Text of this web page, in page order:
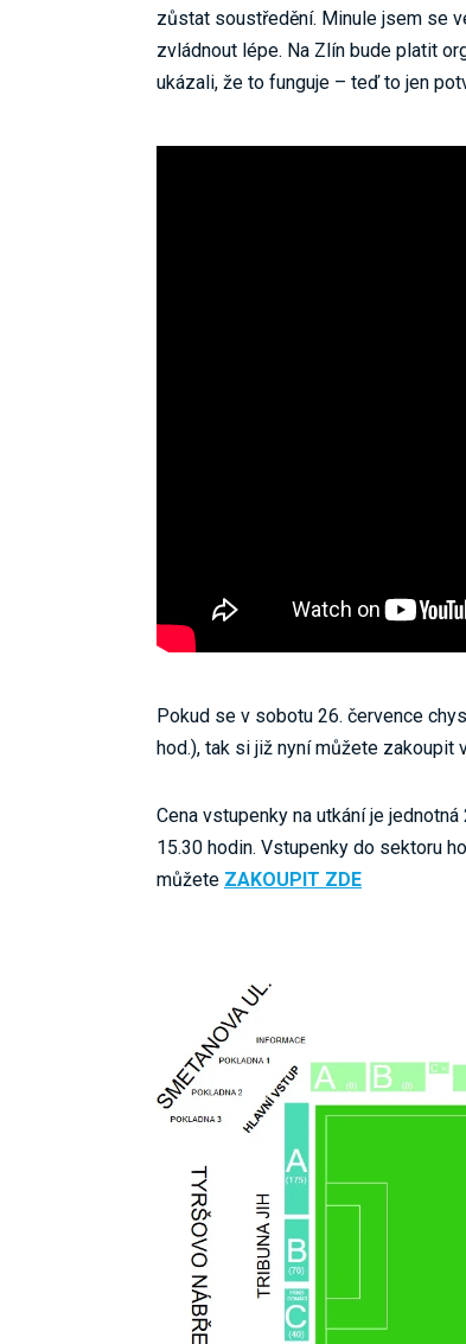
zůstat soustředění. Minule jsem se
zvládnout lépe. Na Zlín bude platit
ukázali, že to funguje – teď to jen
Pokud se v sobotu 26. července
hod.), tak si již nyní můžete zakoupit
Cena vstupenky na utkání je
15.30 hodin. Vstupenky do sektoru
můžete ZAKOUPIT ZDE